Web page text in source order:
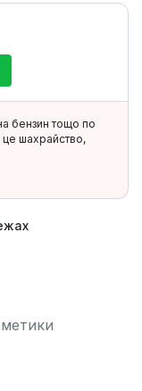
бензин тощо по
шахрайство,